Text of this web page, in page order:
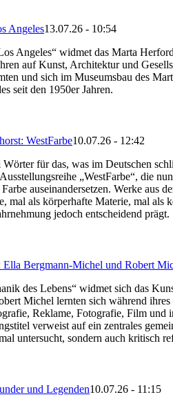
Angeles13.07.26 - 10:54
Angeles“ widmet das Marta
auf Kunst, Architektur und
und sich im Museumsbau des
seit den 1950er Jahren.
WestFarbe10.07.26 - 12:42
für das, was im Deutschen
„WestFarbe“, die
auseinandersetzen. Werke
mal als körperhafte Materie, mal
jedoch entscheidend prägt.
Bergmann-Michel und Robert
des Lebens“ widmet sich das
Michel lernten sich während
Reklame, Fotografie, Film und
verweist auf ein zentrales
untersucht, sondern auch kritisch
und Legenden10.07.26 - 11:15